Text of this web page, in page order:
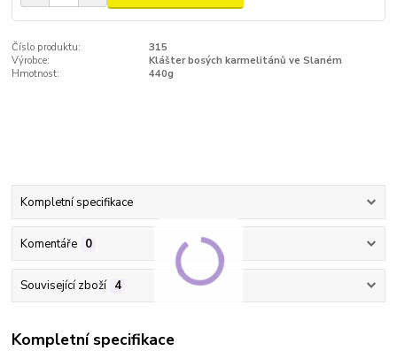
Číslo produktu:
315
Výrobce:
Klášter bosých karmelitánů ve Slaném
Hmotnost:
440g
Kompletní specifikace
Komentáře 0
Související zboží 4
Kompletní specifikace